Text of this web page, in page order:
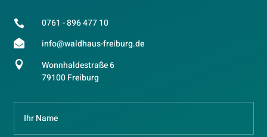
 0761 - 896 477 10
 info@waldhaus-freiburg.de

Wonnhaldestraße 6
79100 Freiburg